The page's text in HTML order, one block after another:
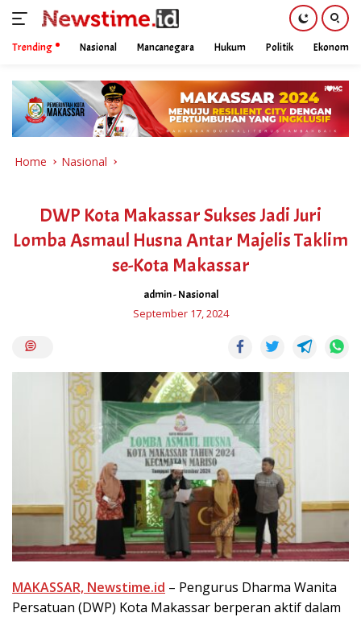
content
Trending Nasional Mancanegara Hukum Politik Ekonomi
Home Nasional
DWP Kota Makassar Sukses Jadi Juri
Lomba Asmaul Husna Antar Majelis Taklim
se-Kota Makassar
admin-Nasional
September 17, 2024
MAKASSAR, Newstime.id – Pengurus Dharma Wanita
Persatuan (DWP) Kota Makassar berperan aktif dalam